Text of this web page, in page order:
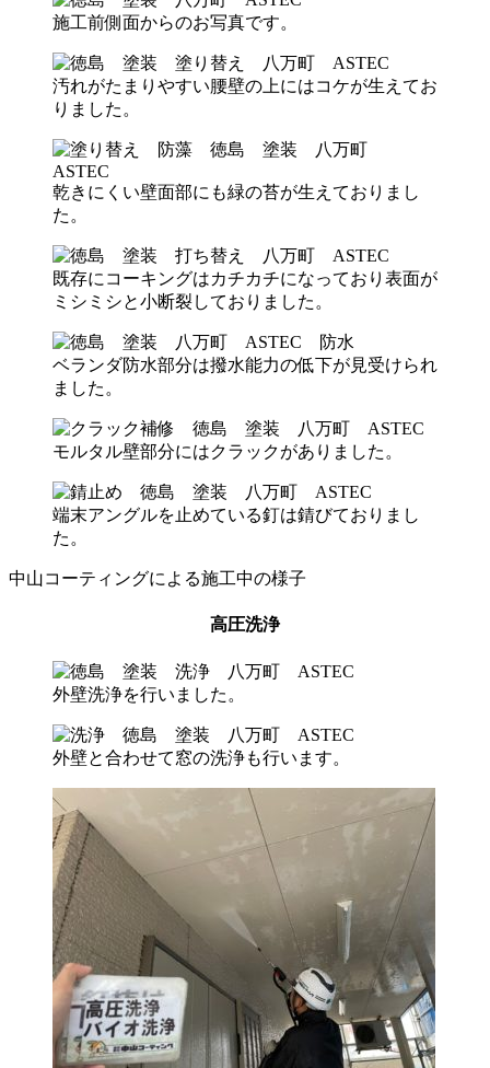
施工前側面からのお写真です。
汚れがたまりやすい腰壁の上にはコケが生えてお
りました。
乾きにくい壁面部にも緑の苔が生えておりまし
た。
既存にコーキングはカチカチになっており表面が
ミシミシと小断裂しておりました。
ベランダ防水部分は撥水能力の低下が見受けられ
ました。
モルタル壁部分にはクラックがありました。
端末アングルを止めている釘は錆びておりまし
た。
中山コーティングによる施工中の様子
高圧洗浄
外壁洗浄を行いました。
外壁と合わせて窓の洗浄も行います。